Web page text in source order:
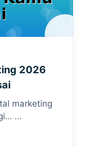
2026
marketing
...